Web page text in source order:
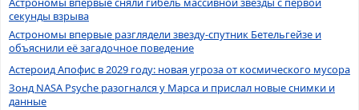
секунды взрыва
Астрономы впервые разглядели звезду-спутник Бетельгейзе и
объяснили её загадочное поведение
Астероид Апофис в 2029 году: новая угроза от космического мусора
Зонд NASA Psyche разогнался у Марса и прислал новые снимки и
данные